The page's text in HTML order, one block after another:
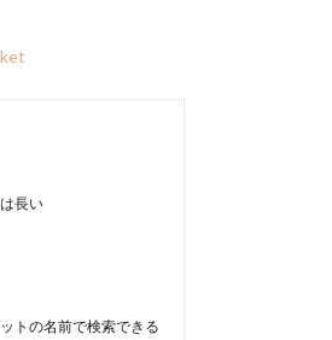
長い
トの名前で検索できる